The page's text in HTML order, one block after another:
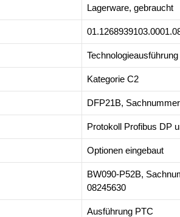
Lagerware, gebraucht
Technologieausführung
Kategorie C2
DFP21B,
Protokoll Profibus DP
Optionen eingebaut
BW090-P52B,
08245630
Ausführung PTC